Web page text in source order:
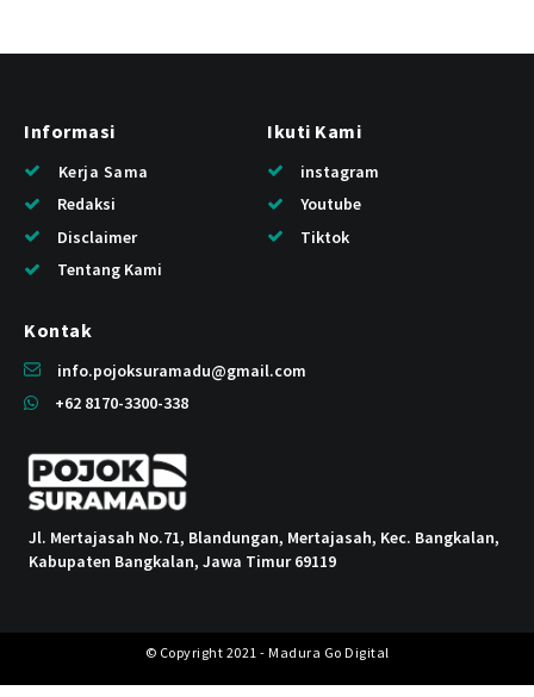
Informasi
Kerja Sama
Redaksi
Disclaimer
Tentang Kami
Ikuti Kami
instagram
Youtube
Tiktok
Kontak
info.pojoksuramadu@gmail.com
+62 8170-3300-338
Jl. Mertajasah No.71, Blandungan, Mertajasah, Kec. Bangkalan,
Kabupaten Bangkalan, Jawa Timur 69119
© Copyright 2021 - Madura Go Digital